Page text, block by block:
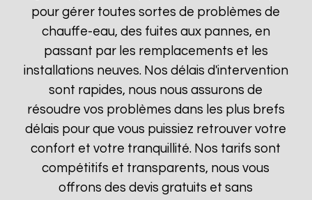
pour gérer toutes sortes de problèmes de
chauffe-eau, des fuites aux pannes, en
passant par les remplacements et les
installations neuves. Nos délais d'intervention
sont rapides, nous nous assurons de
résoudre vos problèmes dans les plus brefs
délais pour que vous puissiez retrouver votre
confort et votre tranquillité. Nos tarifs sont
compétitifs et transparents, nous vous
offrons des devis gratuits et sans